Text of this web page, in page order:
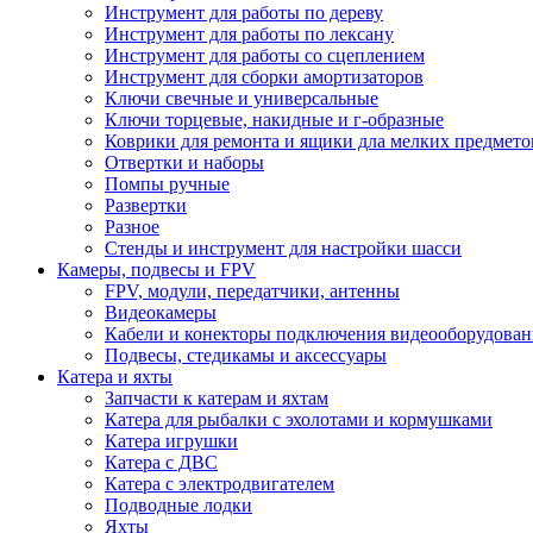
Инструмент для работы по дереву
Инструмент для работы по лексану
Инструмент для работы со сцеплением
Инструмент для сборки амортизаторов
Ключи свечные и универсальные
Ключи торцевые, накидные и г-образные
Коврики для ремонта и ящики дла мелких
Отвертки и наборы
Помпы ручные
Развертки
Разное
Стенды и инструмент для настройки шасси
Камеры, подвесы и FPV
FPV, модули, передатчики, антенны
Видеокамеры
Кабели и конекторы подключения
Подвесы, стедикамы и аксессуары
Катера и яхты
Запчасти к катерам и яхтам
Катера для рыбалки с эхолотами и кормушками
Катера игрушки
Катера с ДВС
Катера с электродвигателем
Подводные лодки
Яхты